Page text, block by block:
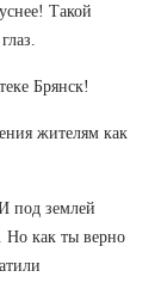
Такой
Брянск!
жителям как
под землей
Но как ты верно